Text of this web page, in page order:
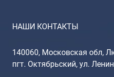
Кейсы и
НАШИ КОНТАКТЫ
140060, Московская обл,
пгт. Октябрьский, ул.